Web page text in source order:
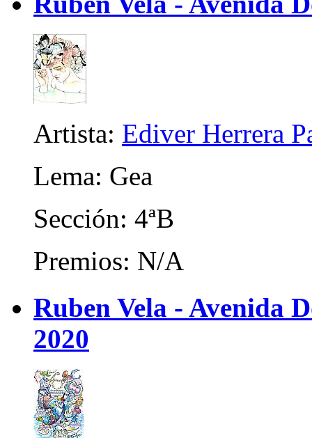
Artista: Ediver Herrera
Lema: Gea
Sección: 4ªB
Premios: N/A
Ruben Vela - Avenida
2020